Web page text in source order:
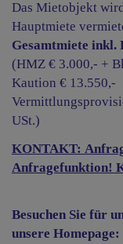
Das Mietobjekt
Hauptmiete
Gesamtmiete inkl.
(HMZ € 3.000,- +
Kaution € 13.550,-
USt.)
KONTAKT:
Anfragefunktion!
Besuchen Sie für
unsere Homepage: